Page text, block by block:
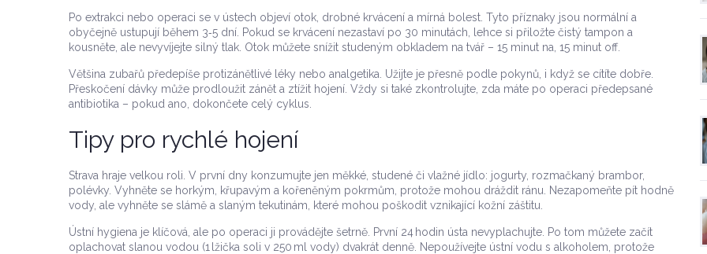
Po extrakci nebo operaci se v ústech objeví otok, drobné krvácení a mírná bolest. Tyto příznaky jsou normální a
obyčejně ustupují během 3‑5 dní. Pokud se krvácení nezastaví po 30 minutách, lehce si přiložte čistý tampon a
kousněte, ale nevyvíjejte silný tlak. Otok můžete snížit studeným obkladem na tvář – 15 minut na, 15 minut off.
Většina zubařů předepíše protizánětlivé léky nebo analgetika. Užijte je přesně podle pokynů, i když se cítíte dobře.
Přeskočení dávky může prodloužit zánět a ztížit hojení. Vždy si také zkontrolujte, zda máte po operaci předepsané
antibiotika – pokud ano, dokončete celý cyklus.
Tipy pro rychlé hojení
Strava hraje velkou roli. V první dny konzumujte jen měkké, studené či vlažné jídlo: jogurty, rozmačkaný brambor,
polévky. Vyhněte se horkým, křupavým a kořeněným pokrmům, protože mohou dráždit ránu. Nezapomeňte pít hodně
vody, ale vyhněte se slámě a slaným tekutinám, které mohou poškodit vznikající kožní záštitu.
Ústní hygiena je klíčová, ale po operaci ji provádějte šetrně. První 24 hodin ústa nevyplachujte. Po tom můžete začít
oplachovat slanou vodou (1 lžička soli v 250 ml vody) dvakrát denně. Nepoužívejte ústní vodu s alkoholem, protože